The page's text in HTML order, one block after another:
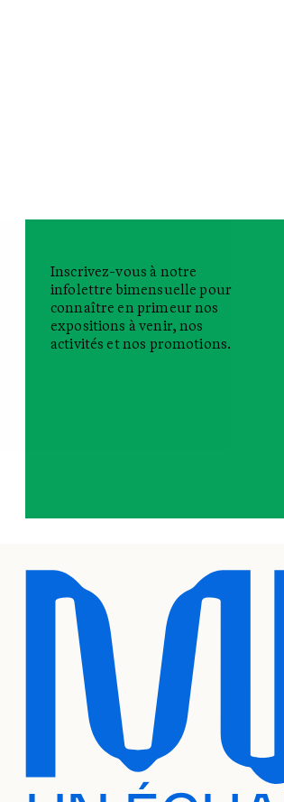
Inscrivez-vous à notre
infolettre bimensuelle pour
connaître en primeur nos
expositions à venir, nos
activités et nos promotions.